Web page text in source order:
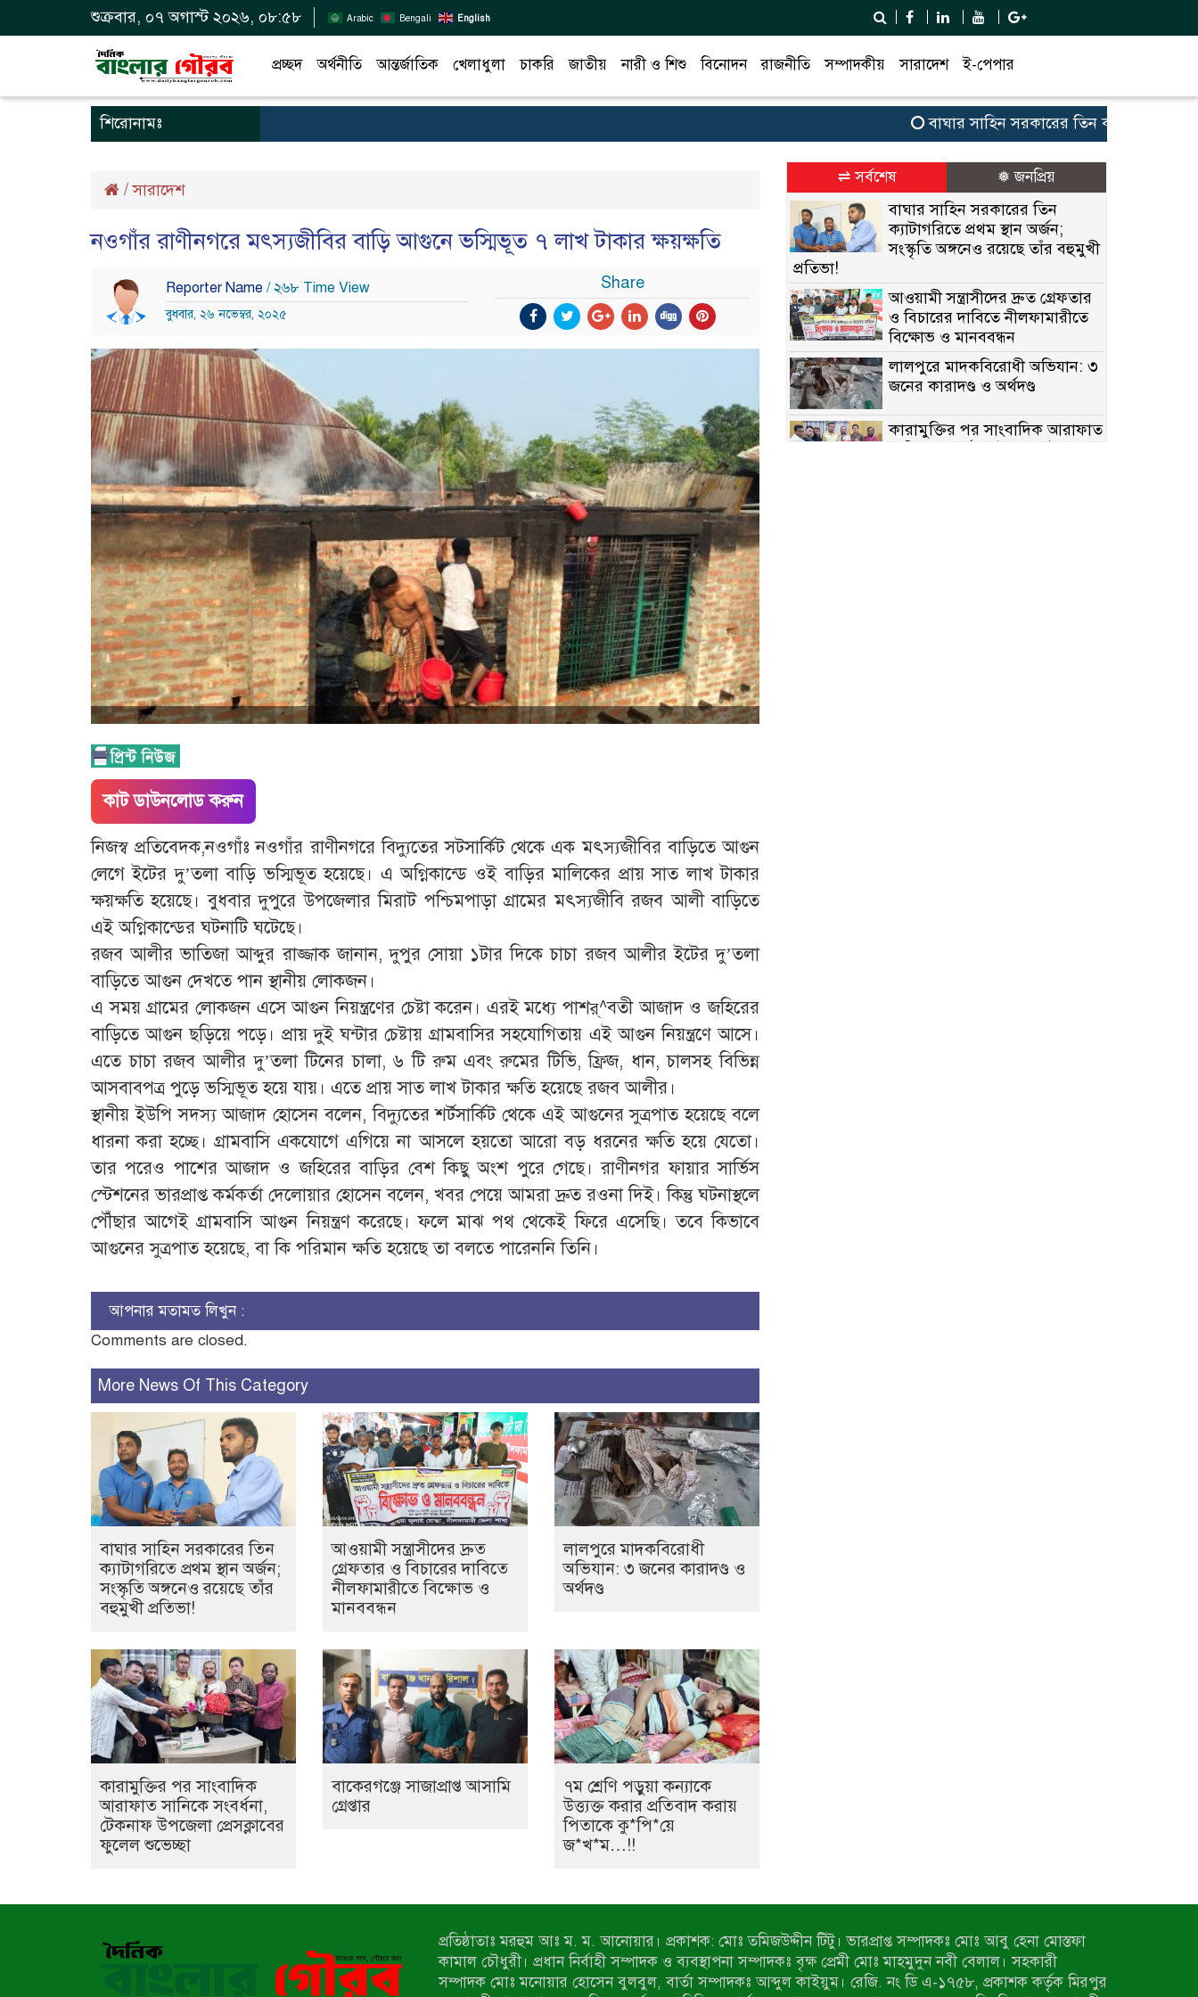
শুক্রবার, ০৭ অগাস্ট ২০২৬, ০৮:৫৮ Arabic Bengali English
প্রচ্ছদ অর্থনীতি আন্তর্জাতিক খেলাধুলা চাকরি জাতীয় নারী ও শিশু বিনোদন রাজনীতি সম্পাদকীয় সারাদেশ ই-পেপার
শিরোনামঃ বাঘার সাহিন সরকারের তিন ক্যাটাগরিতে প্রথম
/সারাদেশ
নওগাঁর রাণীনগরে মৎস্যজীবির বাড়ি আগুনে ভস্মিভূত ৭ লাখ টাকার ক্ষয়ক্ষতি
Reporter Name / ২৬৮ Time View
বুধবার, ২৬ নভেম্বর, ২০২৫
Share
কাট ডাউনলোড করুন
নিজস্ব প্রতিবেদক,নওগাঁঃ নওগাঁর রাণীনগরে বিদ্যুতের সটসার্কিট থেকে এক মৎস্যজীবির বাড়িতে আগুন
লেগে ইটের দু’তলা বাড়ি ভস্মিভূত হয়েছে। এ অগ্নিকান্ডে ওই বাড়ির মালিকের প্রায় সাত লাখ টাকার
ক্ষয়ক্ষতি হয়েছে। বুধবার দুপুরে উপজেলার মিরাট পশ্চিমপাড়া গ্রামের মৎস্যজীবি রজব আলী বাড়িতে
এই অগ্নিকান্ডের ঘটনাটি ঘটেছে।
রজব আলীর ভাতিজা আব্দুর রাজ্জাক জানান, দুপুর সোয়া ১টার দিকে চাচা রজব আলীর ইটের দু’তলা
বাড়িতে আগুন দেখতে পান স্থানীয় লোকজন।
এ সময় গ্রামের লোকজন এসে আগুন নিয়ন্ত্রণের চেষ্টা করেন। এরই মধ্যে পাশর্^বতী আজাদ ও জহিরের
বাড়িতে আগুন ছড়িয়ে পড়ে। প্রায় দুই ঘন্টার চেষ্টায় গ্রামবাসির সহযোগিতায় এই আগুন নিয়ন্ত্রণে আসে।
এতে চাচা রজব আলীর দু’তলা টিনের চালা, ৬ টি রুম এবং রুমের টিভি, ফ্রিজ, ধান, চালসহ বিভিন্ন
আসবাবপত্র পুড়ে ভস্মিভূত হয়ে যায়। এতে প্রায় সাত লাখ টাকার ক্ষতি হয়েছে রজব আলীর।
স্থানীয় ইউপি সদস্য আজাদ হোসেন বলেন, বিদ্যুতের শর্টসার্কিট থেকে এই আগুনের সুত্রপাত হয়েছে বলে
ধারনা করা হচ্ছে। গ্রামবাসি একযোগে এগিয়ে না আসলে হয়তো আরো বড় ধরনের ক্ষতি হয়ে যেতো।
তার পরেও পাশের আজাদ ও জহিরের বাড়ির বেশ কিছু অংশ পুরে গেছে। রাণীনগর ফায়ার সার্ভিস
স্টেশনের ভারপ্রাপ্ত কর্মকর্তা দেলোয়ার হোসেন বলেন, খবর পেয়ে আমরা দ্রুত রওনা দিই। কিন্তু ঘটনাস্থলে
পৌঁছার আগেই গ্রামবাসি আগুন নিয়ন্ত্রণ করেছে। ফলে মাঝ পথ থেকেই ফিরে এসেছি। তবে কিভাবে
আগুনের সুত্রপাত হয়েছে, বা কি পরিমান ক্ষতি হয়েছে তা বলতে পারেননি তিনি।
আপনার মতামত লিখুন :
Comments are closed.
More News Of This Category
বাঘার সাহিন সরকারের তিন
ক্যাটাগরিতে প্রথম স্থান অর্জন;
সংস্কৃতি অঙ্গনেও রয়েছে তাঁর
বহুমুখী প্রতিভা!
আওয়ামী সন্ত্রাসীদের দ্রুত
গ্রেফতার ও বিচারের দাবিতে
নীলফামারীতে বিক্ষোভ ও
মানববন্ধন
লালপুরে মাদকবিরোধী
অভিযান: ৩ জনের কারাদণ্ড ও
অর্থদণ্ড
কারামুক্তির পর সাংবাদিক
আরাফাত সানিকে সংবর্ধনা,
টেকনাফ উপজেলা প্রেসক্লাবের
ফুলেল শুভেচ্ছা
বাকেরগঞ্জে সাজাপ্রাপ্ত আসামি
গ্রেপ্তার
৭ম শ্রেণি পড়ুয়া কন্যাকে
উত্ত্যক্ত করার প্রতিবাদ করায়
পিতাকে কু*পি*য়ে
জ*খ*ম…!!
⇌ সর্বশেষ ❅ জনপ্রিয়
বাঘার সাহিন সরকারের তিন
ক্যাটাগরিতে প্রথম স্থান অর্জন;
সংস্কৃতি অঙ্গনেও রয়েছে তাঁর বহুমুখী
প্রতিভা!
আওয়ামী সন্ত্রাসীদের দ্রুত গ্রেফতার
ও বিচারের দাবিতে নীলফামারীতে
বিক্ষোভ ও মানববন্ধন
লালপুরে মাদকবিরোধী অভিযান: ৩
জনের কারাদণ্ড ও অর্থদণ্ড
কারামুক্তির পর সাংবাদিক আরাফাত
প্রতিষ্ঠাতাঃ মরহুম আঃ ম. ম. আনোয়ার। প্রকাশক: মোঃ তমিজউদ্দীন টিটু। ভারপ্রাপ্ত সম্পাদকঃ মোঃ আবু হেনা মোস্তফা
কামাল চৌধুরী। প্রধান নির্বাহী সম্পাদক ও ব্যবস্থাপনা সম্পাদকঃ বৃক্ষ প্রেমী মোঃ মাহমুদুন নবী বেলাল। সহকারী
সম্পাদক মোঃ মনোয়ার হোসেন বুলবুল, বার্তা সম্পাদকঃ আব্দুল কাইয়ুম। রেজি. নং ডি এ-১৭৫৮, প্রকাশক কর্তৃক মিরপুর